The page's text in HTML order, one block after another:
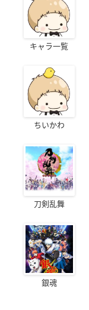
キャラ一覧
ちいかわ
刀剣乱舞
銀魂